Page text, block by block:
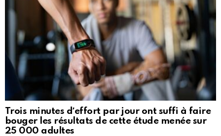
Trois minutes dʼeffort par jour ont suffi à faire
bouger les résultats de cette étude menée sur
25 000 adultes